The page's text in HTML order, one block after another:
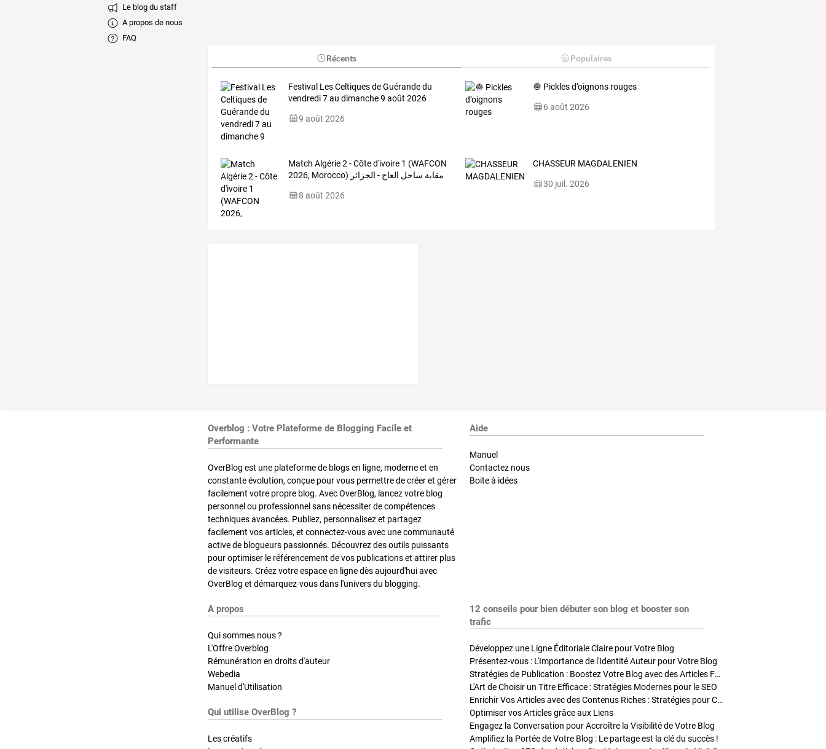
Le blog du staff
A propos de nous
FAQ
Récents Populaires
Festival Les Celtiques de Guérande du
vendredi 7 au dimanche 9 août 2026
9 août 2026
🧅 Pickles d’oignons rouges
6 août 2026
Match Algérie 2 - Côte d'ivoire 1 (WAFCON
2026, Morocco) مقابة ساحل العاج - الجزائر
8 août 2026
CHASSEUR MAGDALENIEN
30 juil. 2026
Overblog : Votre Plateforme de Blogging Facile et
Performante
OverBlog est une plateforme de blogs en ligne, moderne et en
constante évolution, conçue pour vous permettre de créer et gérer
facilement votre propre blog. Avec OverBlog, lancez votre blog
personnel ou professionnel sans nécessiter de compétences
techniques avancées. Publiez, personnalisez et partagez
facilement vos articles, et connectez-vous avec une communauté
active de blogueurs passionnés. Découvrez des outils puissants
pour optimiser le référencement de vos publications et attirer plus
de visiteurs. Créez votre espace en ligne dès aujourd'hui avec
OverBlog et démarquez-vous dans l'univers du blogging.
Aide
Manuel
Contactez nous
Boite à idées
A propos
Qui sommes nous ?
L'Offre Overblog
Rémunération en droits d'auteur
Webedia
Manuel d'Utilisation
Qui utilise OverBlog ?
Les créatifs
12 conseils pour bien débuter son blog et booster son
trafic
Développez une Ligne Éditoriale Claire pour Votre Blog
Présentez-vous : L'Importance de l'Identité Auteur pour Votre Blog
Stratégies de Publication : Boostez Votre Blog avec des Articles Fréquents et Exclusifs
L'Art de Choisir un Titre Efficace : Stratégies Modernes pour le SEO
Enrichir Vos Articles avec des Contenus Riches : Stratégies pour Captiver et Optimiser
Optimiser vos Articles grâce aux Liens
Engagez la Conversation pour Accroître la Visibilité de Votre Blog
Amplifiez la Portée de Votre Blog : Le partage est la clé du succès !